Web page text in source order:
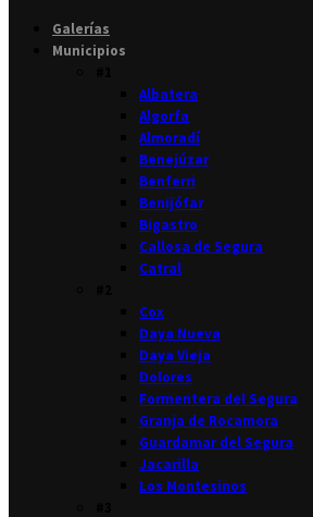
Galerías
Municipios
Albatera
Algorfa
Almoradí
Benejúzar
Benferri
Benijófar
Bigastro
Callosa de Segura
Catral
Cox
Daya Nueva
Daya Vieja
Dolores
Formentera del Segura
Granja de Rocamora
Guardamar del Segura
Jacarilla
Los Montesinos